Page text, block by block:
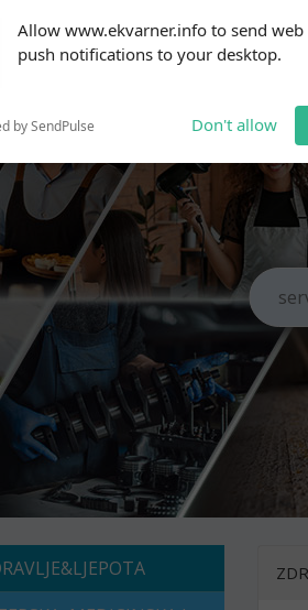
Allow www.ekvarner.info to send web
push notifications to your desktop.
by SendPulse Don't allow
permission prompts, click
icon